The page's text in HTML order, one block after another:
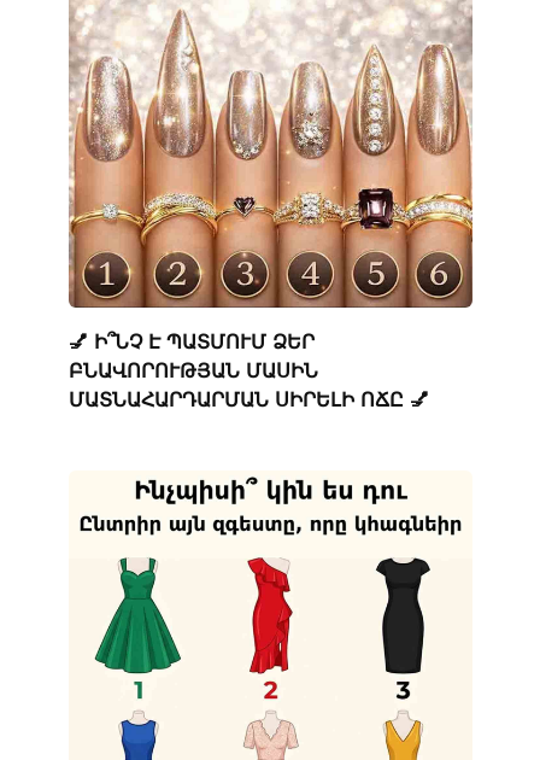
💅 Ի՞ՆՉ Է ՊԱՏՄՈՒՄ ՁԵՐ
ԲՆԱՎՈՐՈՒԹՅԱՆ ՄԱՍԻՆ
ՄԱՏՆԱՀԱՐԴԱՐՄԱՆ ՍԻՐԵԼԻ ՈՃԸ 💅